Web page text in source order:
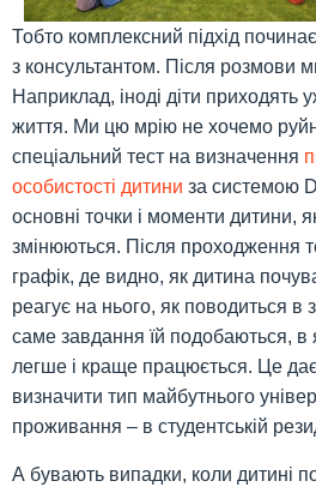
Тобто комплексний підхід
з консультантом. Після розмови
Наприклад, іноді діти приходять
життя. Ми цю мрію не хочемо
спеціальний тест на визначення
особистості дитини за системою
основні точки і моменти дитини,
змінюються. Після проходження
графік, де видно, як дитина
реагує на нього, як поводиться в
саме завдання їй подобаються, в
легше і краще працюється. Це
визначити тип майбутнього
проживання – в студентській
А бувають випадки, коли дитині